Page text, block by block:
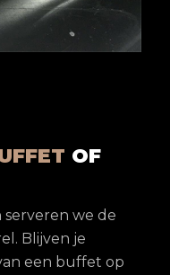
OF
serveren we de
Blijven je
een buffet op